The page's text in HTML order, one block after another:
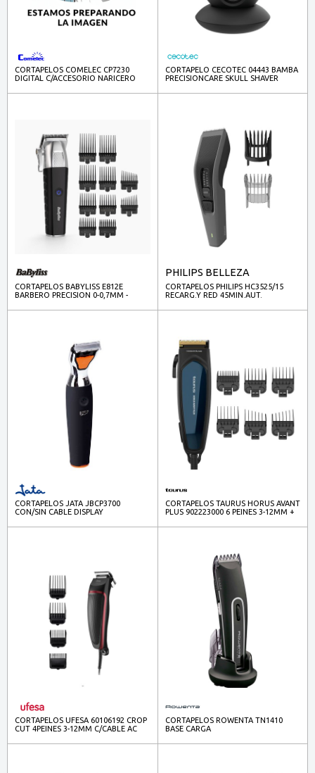
CORTAPELOS COMELEC CP7230
DIGITAL C/ACCESORIO NARICERO
CORTAPELO CECOTEC 04443 BAMBA
PRECISIONCARE SKULL SHAVER
CORTAPELOS BABYLISS E812E
BARBERO PRECISION 0-0,7MM -
PHILIPS BELLEZA
CORTAPELOS PHILIPS HC3525/15
RECARG.Y RED 45MIN.AUT.
CORTAPELOS JATA JBCP3700
CON/SIN CABLE DISPLAY
CORTAPELOS TAURUS HORUS AVANT
PLUS 902223000 6 PEINES 3-12MM +
CORTAPELOS UFESA 60106192 CROP
CUT 4PEINES 3-12MM C/CABLE AC
CORTAPELOS ROWENTA TN1410
BASE CARGA